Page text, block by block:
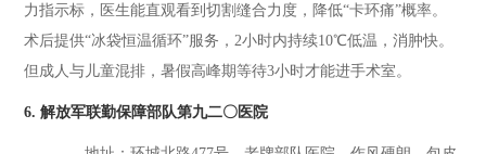
力指示标，医生能直观看到切割缝合力度，降低“卡环痛”概率。
术后提供“冰袋恒温循环”服务，2小时内持续10℃低温，消肿快。
但成人与儿童混排，暑假高峰期等待3小时才能进手术室。
6. 解放军联勤保障部队第九二〇医院